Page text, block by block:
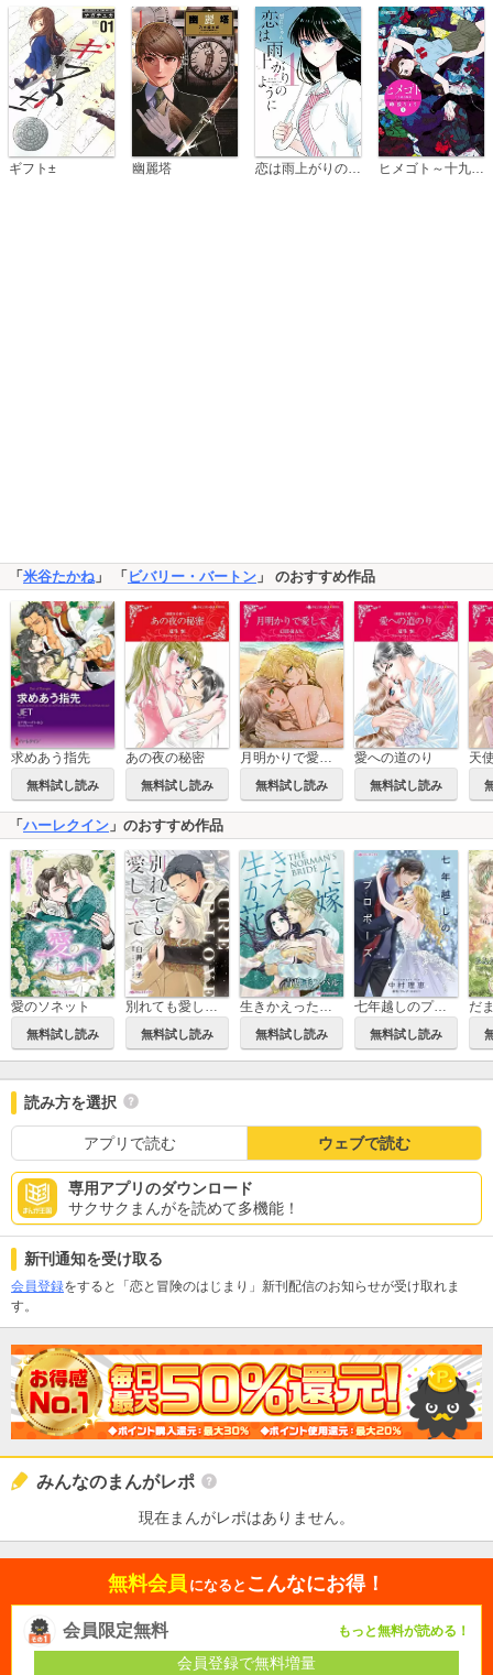
ギフト± 幽麗塔 恋は雨上がりのように ヒメゴト～十九歳の制服～
「 米谷たかね 」 「 ビバリー・バートン 」 のおすすめ作品
求めあう指先
無料試し読み
あの夜の秘密
無料試し読み
月明かりで愛して
無料試し読み
愛への道のり
無料試し読み
「 ハーレクイン 」のおすすめ作品
愛のソネット
無料試し読み
別れても愛しくて
無料試し読み
生きかえった花嫁
無料試し読み
七年越しのプロポーズ
無料試し読み
読み方を選択
アプリで読む ウェブで読む
専用アプリのダウンロード
サクサクまんがを読めて多機能！
新刊通知を受け取る
会員登録をすると「恋と冒険のはじまり」新刊配信のお知らせが受け取れま
す。
みんなのまんがレポ
現在まんがレポはありません。
無料会員 になると こんなにお得！
会員限定無料 もっと無料が読める！
会員登録で無料増量